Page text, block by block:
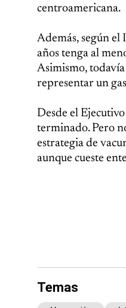
centroamericana.
Además, según el
años tenga al
Asimismo,
representar un
Desde el
terminado. Pero
estrategia de
aunque cueste
Temas